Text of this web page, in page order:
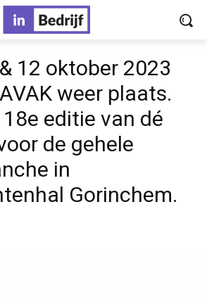
12 oktober 2023
weer plaats.
editie van dé
de gehele
in
Gorinchem.